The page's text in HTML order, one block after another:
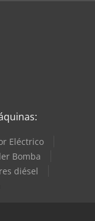
Eléctrico
Bomba
diésel